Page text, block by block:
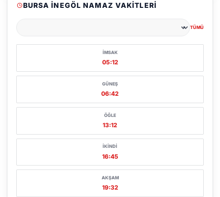
BURSA İNEGÖL NAMAZ VAKITLERI
TÜMÜ
İMSAK
05:12
GÜNEŞ
06:42
ÖĞLE
13:12
İKINDI
16:45
AKŞAM
19:32